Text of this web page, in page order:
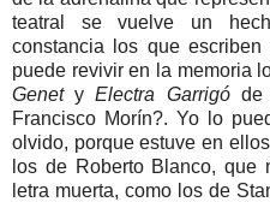
teatral se vuelve un
constancia los que
puede revivir en la memoria
GenetyElectra Garrigóde
Francisco Morín?. Yo lo
olvido, porque estuve en
los de Roberto Blanco, que
letra muerta, como los de